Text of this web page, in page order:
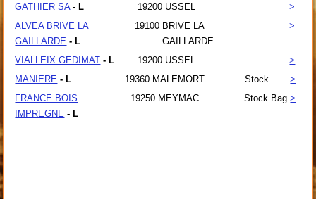
GATHIER SA - L 19200 USSEL
>
ALVEA BRIVE LA
GAILLARDE - L
19100 BRIVE LA
GAILLARDE
>
VIALLEIX GEDIMAT - L 19200 USSEL
>
MANIERE - L 19360 MALEMORT Stock
>
FRANCE BOIS
IMPREGNE - L
19250 MEYMAC Stock Bag >